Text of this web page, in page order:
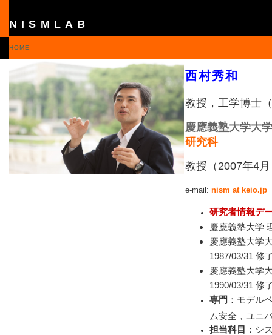
NISMLAB
HOME
西村秀和
教授，工学博士
慶應義塾大学大
研究科
教授（2007年4
e-mail: nism at keio.jp
研究者情報デ
慶應義塾大学
慶應義塾大学
1987/03/31 修
慶應義塾大学
1990/03/31
専門 ：モデル
ム安全，ユニ
担当科目 ：シ